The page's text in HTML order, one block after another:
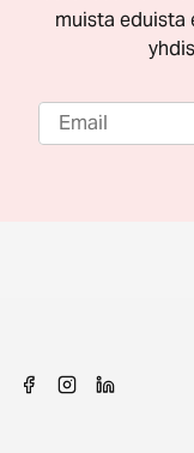
muista eduista